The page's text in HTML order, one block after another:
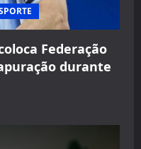
Federação
durante